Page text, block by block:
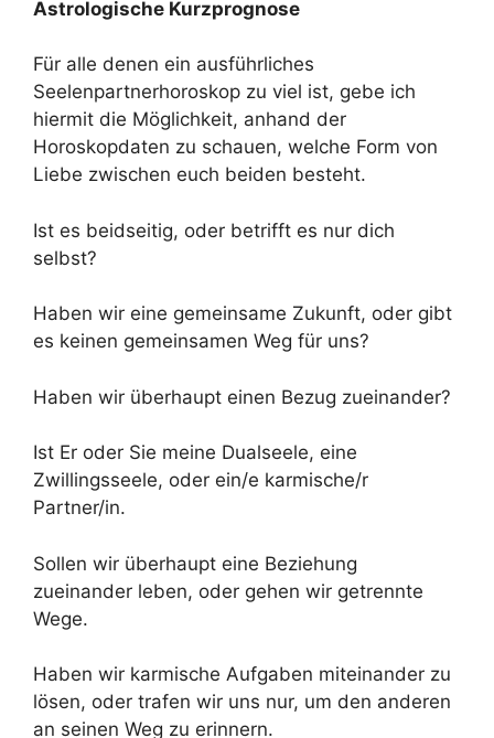
Astrologische Kurzprognose
Für alle denen ein ausführliches
Seelenpartnerhoroskop zu viel ist, gebe ich
hiermit die Möglichkeit, anhand der
Horoskopdaten zu schauen, welche Form von
Liebe zwischen euch beiden besteht.
Ist es beidseitig, oder betrifft es nur dich
selbst?
Haben wir eine gemeinsame Zukunft, oder gibt
es keinen gemeinsamen Weg für uns?
Haben wir überhaupt einen Bezug zueinander?
Ist Er oder Sie meine Dualseele, eine
Zwillingsseele, oder ein/e karmische/r
Partner/in.
Sollen wir überhaupt eine Beziehung
zueinander leben, oder gehen wir getrennte
Wege.
Haben wir karmische Aufgaben miteinander zu
lösen, oder trafen wir uns nur, um den anderen
an seinen Weg zu erinnern.